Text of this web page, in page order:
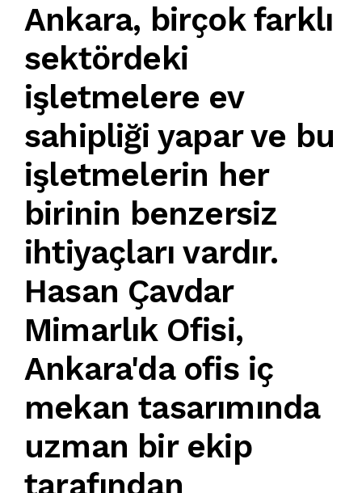
Ankara, birçok farklı
sektördeki
işletmelere ev
sahipliği yapar ve bu
işletmelerin her
birinin benzersiz
ihtiyaçları vardır.
Hasan Çavdar
Mimarlık Ofisi,
Ankara'da ofis iç
mekan tasarımında
uzman bir ekip